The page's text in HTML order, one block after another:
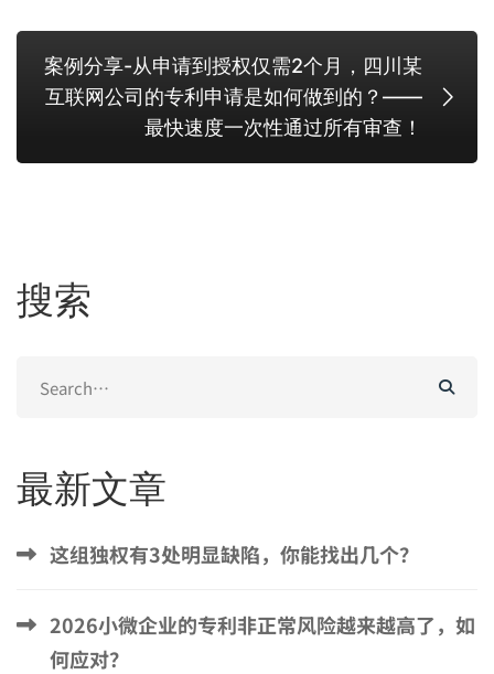
案例分享-从申请到授权仅需2个月，四川某
互联网公司的专利申请是如何做到的？——
最快速度一次性通过所有审查！
搜索
for:
最新文章
这组独权有3处明显缺陷，你能找出几个？
2026小微企业的专利非正常风险越来越高了，如
何应对？